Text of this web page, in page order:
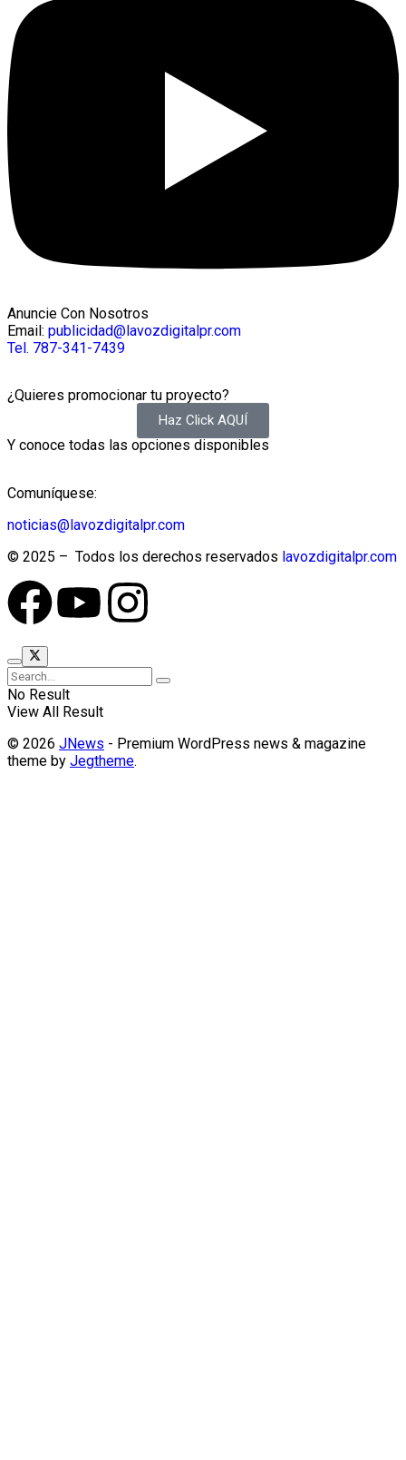
Anuncie Con Nosotros
Email: publicidad@lavozdigitalpr.com
Tel. 787-341-7439
¿Quieres promocionar tu proyecto?
Haz Click AQUÍ
Y conoce todas las opciones disponibles
Comuníquese:
noticias@lavozdigitalpr.com
© 2025 – Todos los derechos reservados lavozdigitalpr.com
No Result
View All Result
© 2026 JNews - Premium WordPress news & magazine
theme by Jegtheme.